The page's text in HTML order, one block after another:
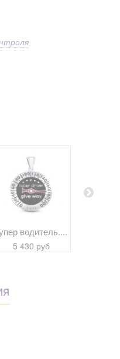
водитель....
5 430 руб